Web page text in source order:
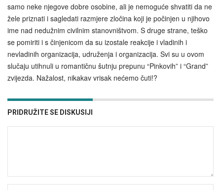
samo neke njegove dobre osobine, ali je nemoguće shvatiti da ne
žele priznati i sagledati razmjere zločina koji je počinjen u njihovo
ime nad nedužnim civilnim stanovništvom. S druge strane, teško
se pomiriti i s činjenicom da su izostale reakcije i vladinih i
nevladinih organizacija, udruženja i organizacija. Svi su u ovom
slučaju utihnuli u romantičnu šutnju prepunu “Pinkovih” i “Grand”
zvijezda. Nažalost, nikakav vrisak nećemo čuti!?
PRIDRUŽITE SE DISKUSIJI